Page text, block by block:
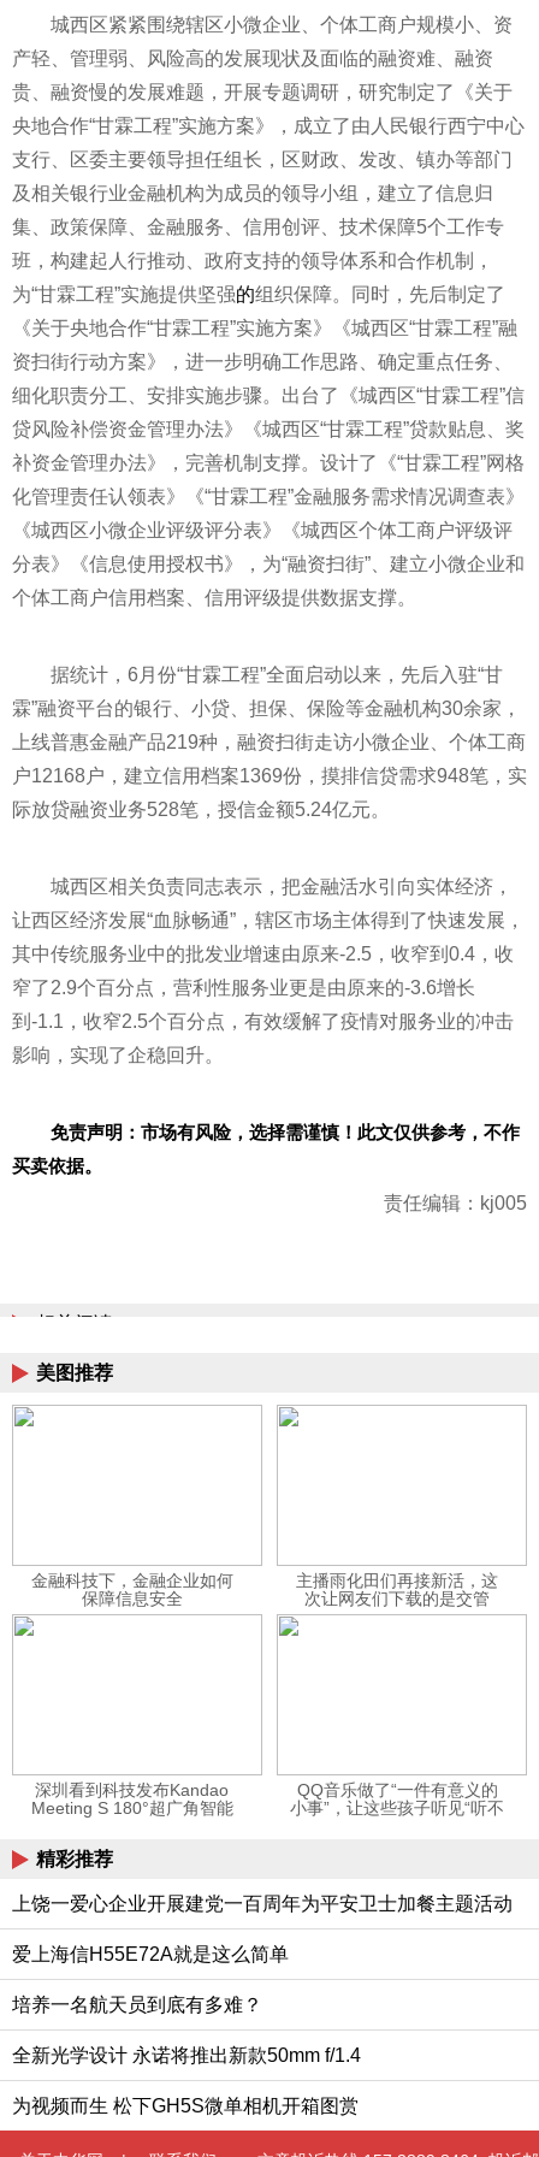
城西区紧紧围绕辖区小微企业、个体工商户规模小、资
产轻、管理弱、风险高的发展现状及面临的融资难、融资
贵、融资慢的发展难题，开展专题调研，研究制定了《关于
央地合作“甘霖工程”实施方案》，成立了由人民银行西宁中心
支行、区委主要领导担任组长，区财政、发改、镇办等部门
及相关银行业金融机构为成员的领导小组，建立了信息归
集、政策保障、 金融服务、信用创评、技术保障5个工作专
班，构建起人行推动、政府支持的领导体系和合作机制，
为“甘霖工程”实施提供坚强的组织保障。同时，先后制定了
《关于央地合作“甘霖工程”实施方案》《城西区“甘霖工程”融
资扫街行动方案》，进一步明确工作思路、确定重点任务、
细化职责分工、安排实施步骤。出台了《城西区“甘霖工程”信
贷风险补偿资金管理办法》《城西区“甘霖工程”贷款贴息、奖
补资金管理办法》，完善机制支撑。设计了《“甘霖工程”网格
化管理责任认领表》《“甘霖工程”金融服务需求情况调查表》
《城西区小微企业评级评分表》《城西区个体工商户评级评
分表》《信息使用授权书》，为“融资扫街”、建立小微企业和
个体工商户信用档案、信用评级提供数据支撑。
据统计，6月份“甘霖工程”全面启动以来，先后入驻“甘
霖”融资平台的银行、小贷、担保、保险等金融机构30余家，
上线普惠金融产品219种，融资扫街走访小微企业、个体工商
户12168户，建立信用档案1369份，摸排信贷需求948笔，实
际放贷融资业务528笔，授信金额5.24亿元。
城西区相关负责同志表示，把金融活水引向实体经济，
让西区经济发展“血脉畅通”，辖区市场主体得到了快速发展，
其中传统服务业中的批发业增速由原来-2.5，收窄到0.4，收
窄了2.9个百分点，营利性服务业更是由原来的-3.6增长
到-1.1，收窄2.5个百分点，有效缓解了疫情对服务业的冲击
影响，实现了企稳回升。
免责声明：市场有风险， 选择需谨慎！此文仅供参考，不作
买卖依据。
责任编辑：kj005
相关阅读
美图推荐
金融科技下，金融企业如何
保障信息安全
主播雨化田们再接新活，这
次让网友们下载的是交管
12123APP
深圳看到科技发布Kandao
Meeting S 180°超广角智能
QQ音乐做了“一件有意义的
小事”，让这些孩子听见“听不
精彩推荐
上饶一爱心企业开展建党一百周年为平安卫士加餐主题活动
爱上海信H55E72A就是这么简单
培养一名航天员到底有多难？
全新光学设计 永诺将推出新款50mm f/1.4
为视频而生 松下GH5S微单相机开箱图赏